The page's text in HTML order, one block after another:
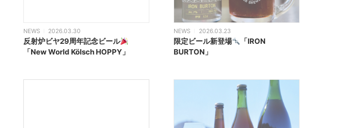
NEWS 2026.03.30
反射炉ビヤ29周年記念ビール
「New World Kölsch HOPPY」
NEWS 2026.03.23
限定ビール新登場
「IRON
BURTON」